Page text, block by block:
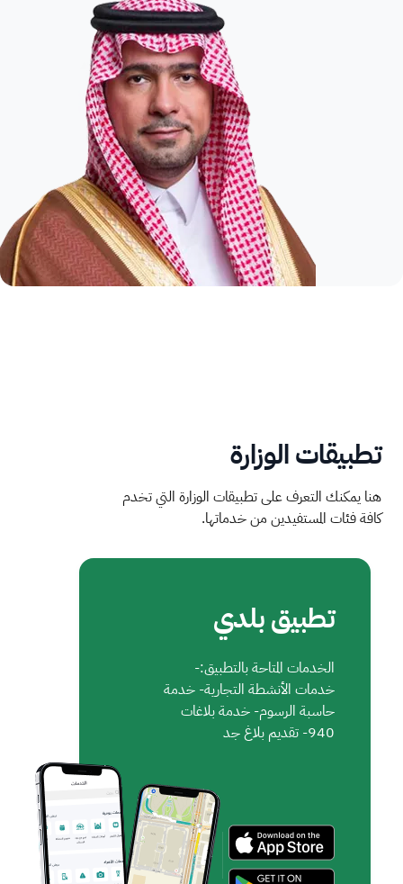
تطبيقات الوزارة
هنا يمكنك التعرف على تطبيقات الوزارة التي تخدم
كافة فئات المستفيدين من خدماتها.
تطبيق بلدي
الخدمات المتاحة بالتطبيق:-
خدمات الأنشطة التجارية- خدمة
حاسبة الرسوم- خدمة بلاغات
940- تقديم بلاغ جد